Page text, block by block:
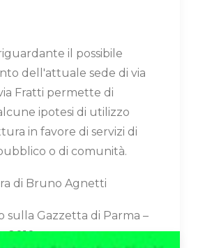
il possibile
dell'attuale sede di via
Fratti permette di
ipotesi di utilizzo
in favore di servizi di
o di comunità.
di Bruno Agnetti
sulla Gazzetta di Parma –
2010